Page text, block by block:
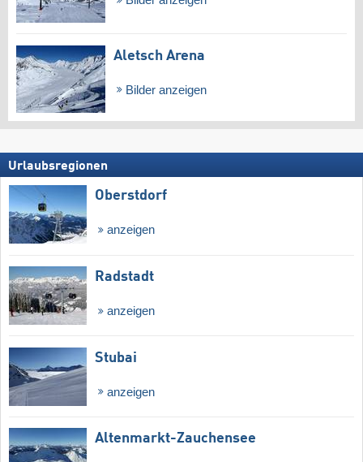
Aletsch Arena
Bilder anzeigen
Urlaubsregionen
Oberstdorf
anzeigen
Radstadt
anzeigen
Stubai
anzeigen
Altenmarkt-Zauchensee